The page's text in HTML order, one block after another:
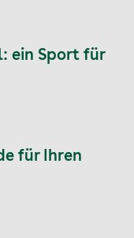
ein Sport für
für Ihren